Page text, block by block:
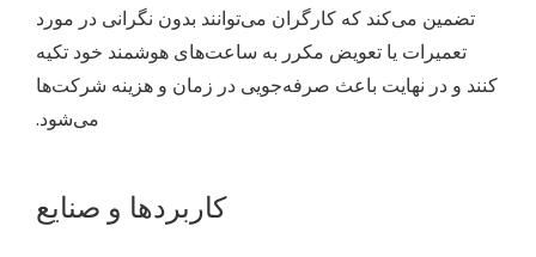
تضمین می‌کند که کارگران می‌توانند بدون نگرانی در مورد
تعمیرات یا تعویض مکرر به ساعت‌های هوشمند خود تکیه
کنند و در نهایت باعث صرفه‌جویی در زمان و هزینه شرکت‌ها
می‌شود.
کاربردها و صنایع